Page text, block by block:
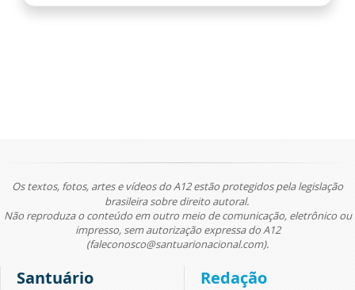
Os textos, fotos, artes e vídeos do A12 estão protegidos pela legislação
brasileira sobre direito autoral.
Não reproduza o conteúdo em outro meio de comunicação, eletrônico ou
impresso, sem autorização expressa do A12
(faleconosco@santuarionacional.com).
Santuário Redação